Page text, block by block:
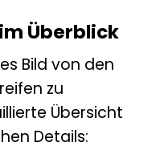
Überblick
Bild von den
zu
Übersicht
Details: